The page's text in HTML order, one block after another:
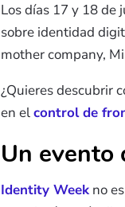
Los días 17 y 18 de
sobre identidad
mother company,
¿Quieres descubrir
en elcontrol de
Un evento
Identity Week no